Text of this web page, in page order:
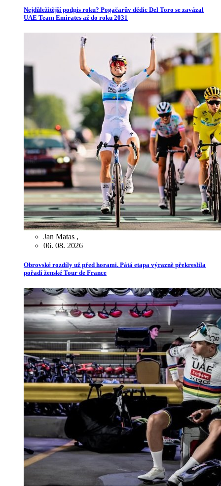
Nejdůležitější podpis roku? Pogačarův dědic Del Toro se zavázal
UAE Team Emirates až do roku 2031
Jan Matas ,
06. 08. 2026
Obrovské rozdíly už před horami. Pátá etapa výrazně překreslila
pořadí ženské Tour de France